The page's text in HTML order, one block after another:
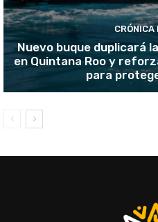
CRÓNICA
Nuevo buque duplicará
en Quintana Roo y
para